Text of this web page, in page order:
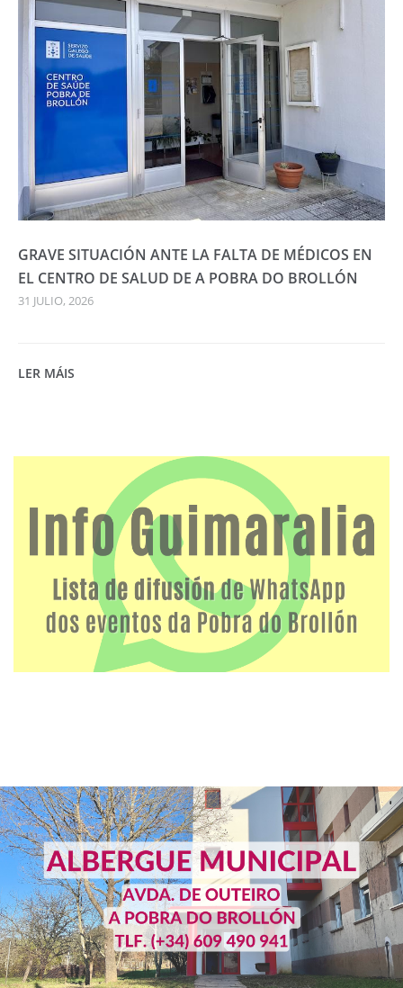
GRAVE SITUACIÓN ANTE LA FALTA DE MÉDICOS EN
EL CENTRO DE SALUD DE A POBRA DO BROLLÓN
31 JULIO, 2026
LER MÁIS